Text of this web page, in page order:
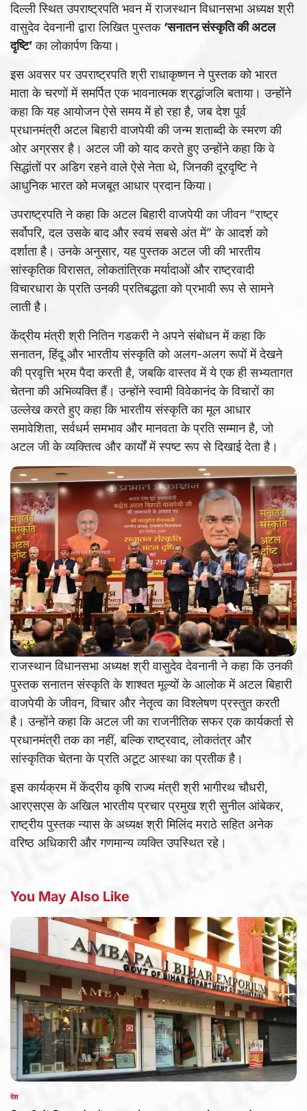
दिल्ली स्थित उपराष्ट्रपति भवन में राजस्थान विधानसभा अध्यक्ष श्री
वासुदेव देवनानी द्वारा लिखित पुस्तक ‘सनातन संस्कृति की अटल
दृष्टि’का लोकार्पण किया।
इस अवसर पर उपराष्ट्रपति श्री राधाकृष्णन ने पुस्तक को भारत
माता के चरणों में समर्पित एक भावनात्मक श्रद्धांजलि बताया। उन्होंने
कहा कि यह आयोजन ऐसे समय में हो रहा है, जब देश पूर्व
प्रधानमंत्री अटल बिहारी वाजपेयी की जन्म शताब्दी के स्मरण की
ओर अग्रसर है। अटल जी को याद करते हुए उन्होंने कहा कि वे
सिद्धांतों पर अडिग रहने वाले ऐसे नेता थे, जिनकी दूरदृष्टि ने
आधुनिक भारत को मजबूत आधार प्रदान किया।
उपराष्ट्रपति ने कहा कि अटल बिहारी वाजपेयी का जीवन “राष्ट्र
सर्वोपरि, दल उसके बाद और स्वयं सबसे अंत में” के आदर्श को
दर्शाता है। उनके अनुसार, यह पुस्तक अटल जी की भारतीय
सांस्कृतिक विरासत, लोकतांत्रिक मर्यादाओं और राष्ट्रवादी
विचारधारा के प्रति उनकी प्रतिबद्धता को प्रभावी रूप से सामने
लाती है।
केंद्रीय मंत्री श्री नितिन गडकरी ने अपने संबोधन में कहा कि
सनातन, हिंदू और भारतीय संस्कृति को अलग-अलग रूपों में देखने
की प्रवृत्ति भ्रम पैदा करती है, जबकि वास्तव में ये एक ही सभ्यतागत
चेतना की अभिव्यक्ति हैं। उन्होंने स्वामी विवेकानंद के विचारों का
उल्लेख करते हुए कहा कि भारतीय संस्कृति का मूल आधार
समावेशिता, सर्वधर्म समभाव और मानवता के प्रति सम्मान है, जो
अटल जी के व्यक्तित्व और कार्यों में स्पष्ट रूप से दिखाई देता है।
राजस्थान विधानसभा अध्यक्ष श्री वासुदेव देवनानी ने कहा कि उनकी
पुस्तक सनातन संस्कृति के शाश्वत मूल्यों के आलोक में अटल बिहारी
वाजपेयी के जीवन, विचार और नेतृत्व का विश्लेषण प्रस्तुत करती
है। उन्होंने कहा कि अटल जी का राजनीतिक सफर एक कार्यकर्ता से
प्रधानमंत्री तक का नहीं, बल्कि राष्ट्रवाद, लोकतंत्र और
सांस्कृतिक चेतना के प्रति अटूट आस्था का प्रतीक है।
इस कार्यक्रम में केंद्रीय कृषि राज्य मंत्री श्री भागीरथ चौधरी,
आरएसएस के अखिल भारतीय प्रचार प्रमुख श्री सुनील आंबेकर,
राष्ट्रीय पुस्तक न्यास के अध्यक्ष श्री मिलिंद मराठे सहित अनेक
वरिष्ठ अधिकारी और गणमान्य व्यक्ति उपस्थित रहे।
You May Also Like
POSTED
देश